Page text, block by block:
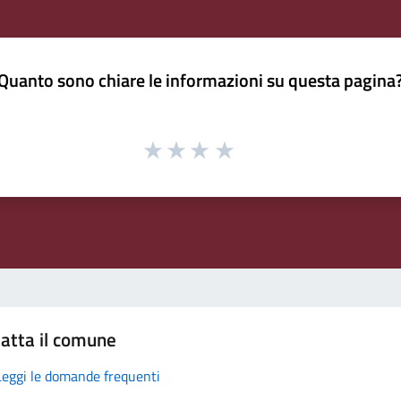
sono chiare le informazioni su questa
il comune
le domande frequenti